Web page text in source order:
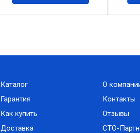
Каталог
Гарантия
Как купить
Доставка
О
Контакты
Отзывы
СТО-